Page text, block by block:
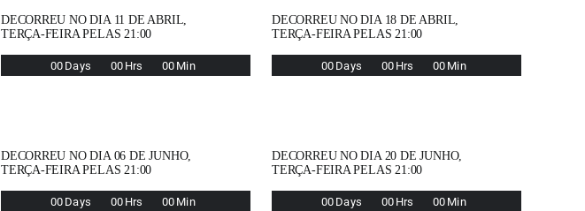
DECORREU NO DIA 11 DE ABRIL,
TERÇA-FEIRA PELAS 21:00
00 Days 00 Hrs 00 Min
DECORREU NO DIA 18 DE ABRIL,
TERÇA-FEIRA PELAS 21:00
00 Days 00 Hrs 00 Min
DECORREU NO DIA 06 DE JUNHO,
TERÇA-FEIRA PELAS 21:00
00 Days 00 Hrs 00 Min
DECORREU NO DIA 20 DE JUNHO,
TERÇA-FEIRA PELAS 21:00
00 Days 00 Hrs 00 Min